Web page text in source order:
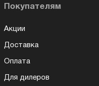
Покупателям
Акции
Доставка
Оплата
Для дилеров